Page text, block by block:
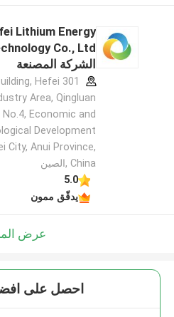
Lithium Energy
الشركة المصنعة
Building, Hefei
Area, Qingluan
No.4, Economic and
Development
City, Anui Province,
China ,الصين
5.0
يدقّق ممون
عرض
احصل على